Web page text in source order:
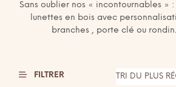
Sans oublier nos « incontournables » :
lunettes en bois avec
branches , porte clé ou
FILTRER